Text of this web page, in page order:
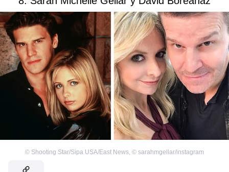
© Shooting Star/Sipa USA/East News, © sarahmgellar/instagram